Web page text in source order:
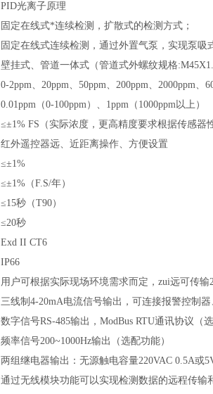
PID光离子原理
固定在线式*连续检测，扩散式的检测方式；
固定在线式连续检测，通过外置气泵，实现泵吸
壁挂式、管道一体式（管道式外螺纹规格
0-2ppm、20ppm、50ppm、200ppm、2000ppm、
0.01ppm（0-100ppm）、1ppm（1000ppm以上）
≤±1% FS（实际浓度，更高精度要求根据传感器
红外遥控器远、近距离操作、方便设置
≤±1%
≤±1%（F.S/年）
≤15秒（T90）
≤20秒
Exd II CT6
IP66
用户可根据实际现场环境需求而定，zui远可传输
三线制4-20mA电流信号输出，可连接报警控制
数字信号RS-485输出， ModBus RTU通讯协议 （
频率信号200~1000Hz输出（选配功能）
两组继电器输出：无源触电容量220VAC 0.5A或
通过无线模块功能可以实现检测数据的远程传